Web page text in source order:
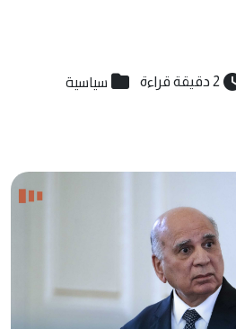
2 دقيقة قراءة سياسية